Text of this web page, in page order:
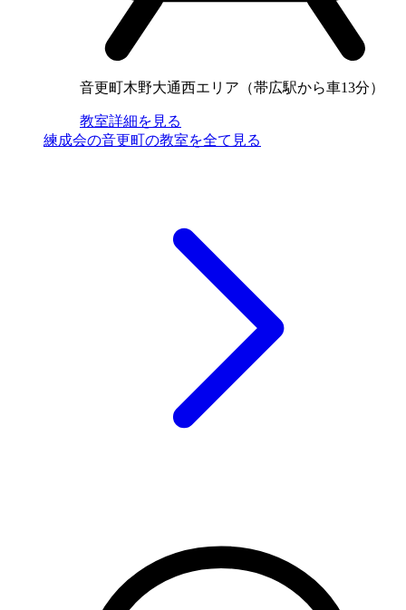
音更町木野大通西エリア（帯広駅から車13分）
教室詳細を見る
練成会の音更町の教室を全て見る